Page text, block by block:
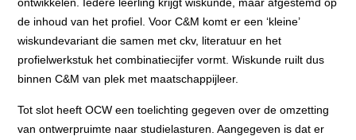
de inhoud van het profiel. Voor C&M komt er een ‘kleine’
wiskundevariant die samen met ckv, literatuur en het
profielwerkstuk het combinatiecijfer vormt. Wiskunde ruilt dus
binnen C&M van plek met maatschappijleer.
Tot slot heeft OCW een toelichting gegeven over de omzetting
van ontwerpruimte naar studielasturen. Aangegeven is dat er